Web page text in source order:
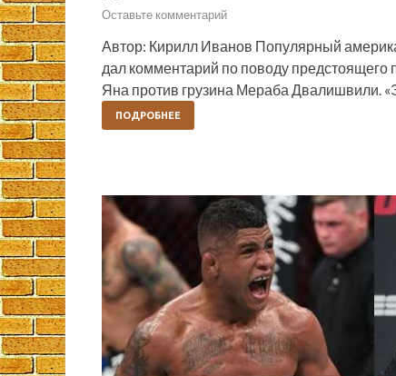
Оставьте комментарий
Автор: Кирилл Иванов Популярный
дал комментарий по поводу предстоящего
Яна против грузина Мераба Двалишвили.
ПОДРОБНЕЕ